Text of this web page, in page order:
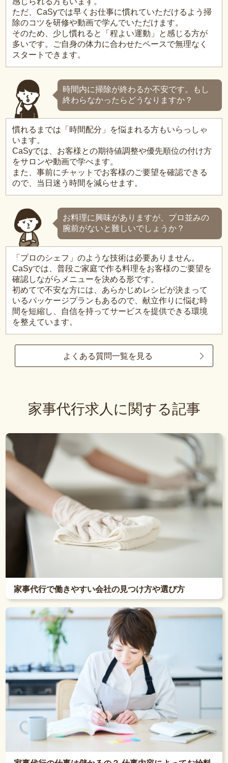
ただ、CaSyでは早くお仕事に慣れていただけるよう掃
除のコツを研修や動画で学んでいただけます。
そのため、少し慣れると「程よい運動」と感じる方が
多いです。ご自身の体力に合わせたペースで無理なく
スタートできます。
時間内に掃除が終わるか不安です。もし
終わらなかったらどうなりますか？
慣れるまでは「時間配分」を悩まれる方もいらっしゃ
います。
CaSyでは、お客様との期待値調整や優先順位の付け方
をサロンや動画で学べます。
また、事前にチャットでお客様のご要望を確認できる
ので、当日迷う時間を減らせます。
お料理に興味がありますが、プロ並みの
腕前がないと難しいでしょうか？
「プロのシェフ」のような技術は必要ありません。
CaSyでは、普段ご家庭で作る料理をお客様のご要望を
確認しながらメニューを決める形です。
初めてで不安な方には、あらかじめレシピが決まって
いるパッケージプランもあるので、献立作りに悩む時
間を短縮し、自信を持ってサービスを提供できる環境
を整えています。
よくある質問一覧を見る
家事代行求人に関する記事
家事代行で働きやすい会社の見つけ方や選び方